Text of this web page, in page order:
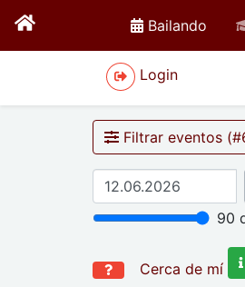
Bailando
Login
Filtrar eventos (#
90
Cerca de mí